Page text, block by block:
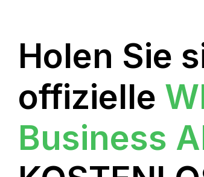
Holen Sie
offizielle
Business